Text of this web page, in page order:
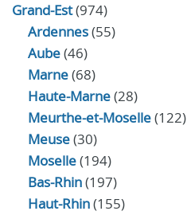
Grand-Est(974)
Ardennes(55)
Aube(46)
Marne(68)
Haute-Marne(28)
Meurthe-et-Moselle(122)
Meuse(30)
Moselle(194)
Bas-Rhin(197)
Haut-Rhin(155)